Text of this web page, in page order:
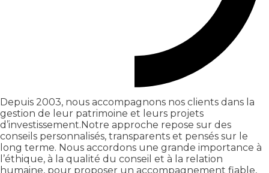
Depuis 2003, nous accompagnons nos clients dans la
gestion de leur patrimoine et leurs projets
d’investissement.Notre approche repose sur des
conseils personnalisés, transparents et pensés sur le
long terme. Nous accordons une grande importance à
l’éthique, à la qualité du conseil et à la relation
humaine, pour proposer un accompagnement fiable,